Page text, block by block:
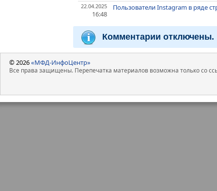
22.04.2025
16:48
Пользователи Instagram в ряде
Комментарии отключены.
© 2026«МФД-ИнфоЦентр»
Все права защищены. Перепечатка материалов возможна только со